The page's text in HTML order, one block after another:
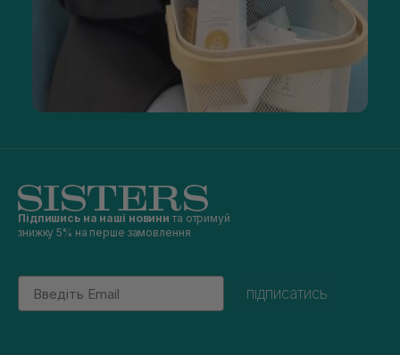
Підпишись на наші новини та отримуй
знижку 5% на перше замовлення
Email
підписатись